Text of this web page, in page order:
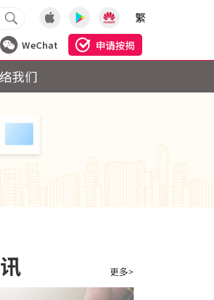
繁
WeChat 申请按揭
我们
更多>